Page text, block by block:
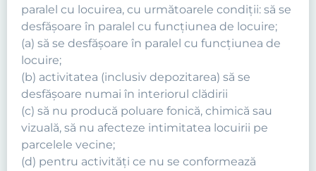
paralel cu locuirea, cu următoarele condiţii: să se
desfăşoare în paralel cu funcţiunea de locuire;
(a) să se desfăşoare în paralel cu funcţiunea de
locuire;
(b) activitatea (inclusiv depozitarea) să se
desfăşoare numai în interiorul clădirii
(c) să nu producă poluare fonică, chimică sau
vizuală, să nu afecteze intimitatea locuirii pe
parcelele vecine;
(d) pentru activităţi ce nu se conformează